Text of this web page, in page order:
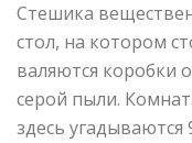
Стешика
стол, на котором
валяются коробки
серой пыли.
здесь